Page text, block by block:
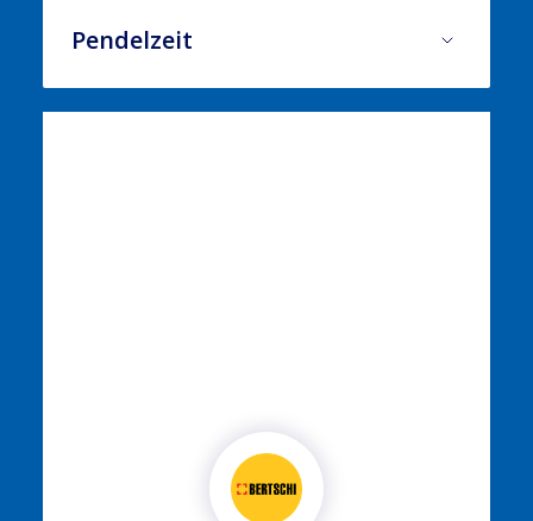
Pendelzeit